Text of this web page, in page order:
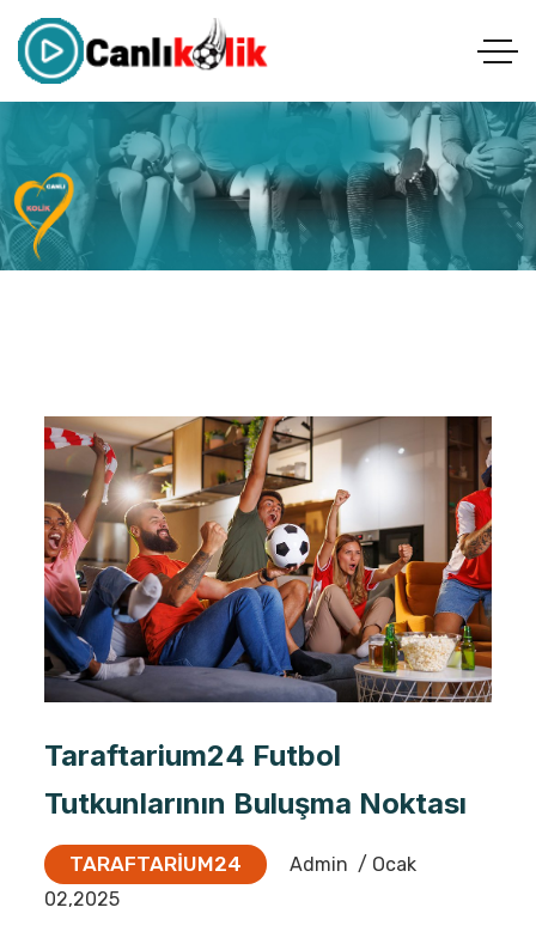
Taraftarium24 Futbol
Tutkunlarının Buluşma Noktası
TARAFTARIUM24 Admin / Ocak
02,2025